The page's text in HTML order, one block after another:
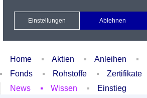
Xetra Realtime
Watchlist Portfolio
Home Aktien Anleihen
Fonds
Rohstoffe Zertifikate
News
Wissen Einstieg
Einstellungen Ablehnen